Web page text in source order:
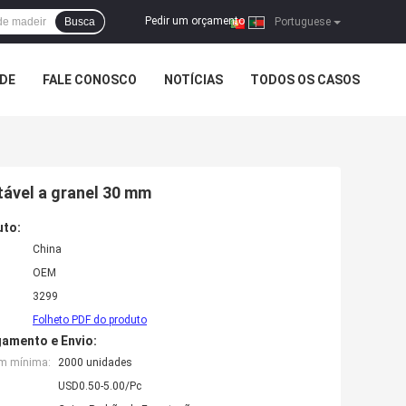
Portuguese
Pedir um orçamento |
Busca
FALE CONOSCO NOTÍCIAS TODOS OS CASOS
a granel 30 mm
China
OEM
3299
Folheto PDF do produto
e Envio:
mínima:
2000 unidades
USD0.50-5.00/Pc